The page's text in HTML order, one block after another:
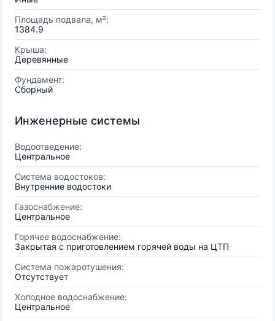
Площадь подвала, м²:
1384.9
Крыша:
Деревянные
Фундамент:
Сборный
Инженерные системы
Водоотведение:
Центральное
Система водостоков:
Внутренние водостоки
Газоснабжение:
Центральное
Горячее водоснабжение:
Закрытая с приготовлением горячей воды на ЦТП
Система пожаротушения:
Отсутствует
Холодное водоснабжение:
Центральное